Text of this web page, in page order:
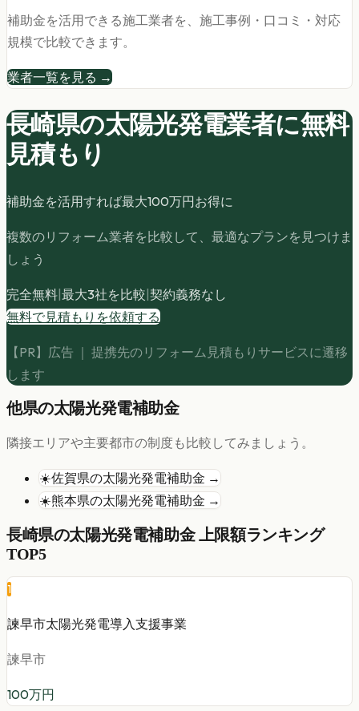
補助金を活用できる施工業者を、施工事例・口コミ・対応
規模で比較できます。
業者一覧を見る →
長崎県の太陽光発電業者に無料
見積もり
補助金を活用すれば最大100万円お得に
複数のリフォーム業者を比較して、最適なプランを見つけま
しょう
完全無料|最大3社を比較|契約義務なし
無料で見積もりを依頼する
【PR】広告 ｜ 提携先のリフォーム見積もりサービスに遷移
します
他県の太陽光発電補助金
隣接エリアや主要都市の制度も比較してみましょう。
☀️佐賀県の太陽光発電補助金 →
☀️熊本県の太陽光発電補助金 →
長崎県の太陽光発電補助金 上限額ランキング
TOP5
1
諫早市太陽光発電導入支援事業
諫早市
100万円